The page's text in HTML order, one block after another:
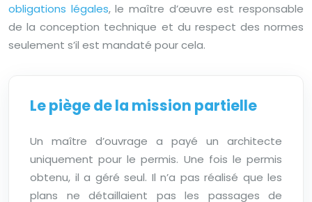
obligations légales, le maître d’œuvre est responsable
de la conception technique et du respect des normes
seulement s’il est mandaté pour cela.
Le piège de la mission partielle
Un maître d’ouvrage a payé un architecte
uniquement pour le permis. Une fois le permis
obtenu, il a géré seul. Il n’a pas réalisé que les
plans ne détaillaient pas les passages de